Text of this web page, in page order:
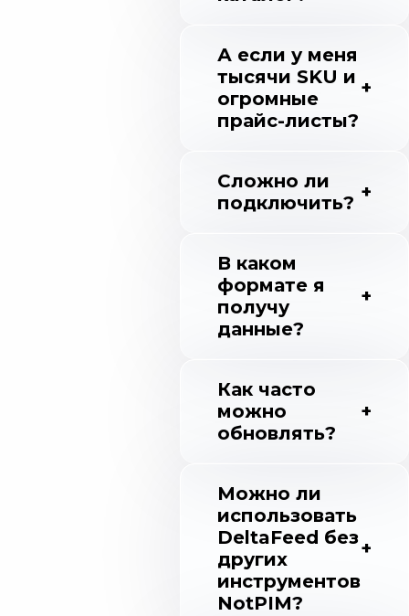
А если у меня
тысячи SKU и
огромные
прайс-листы?
Сложно ли
подключить?
В каком
формате я
получу
данные?
Как часто
можно
обновлять?
Можно ли
использовать
DeltaFeed без
других
инструментов
NotPIM?